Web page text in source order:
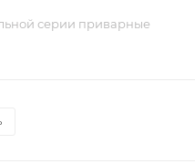
серии приварные